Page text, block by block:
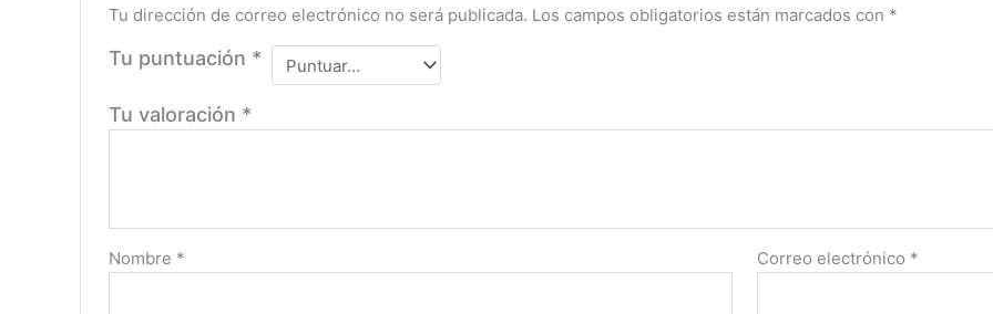
Tu dirección de correo electrónico no será publicada. Los campos obligatorios están marcados con *
Tu puntuación *
Tu valoración *
Nombre * Correo electrónico *